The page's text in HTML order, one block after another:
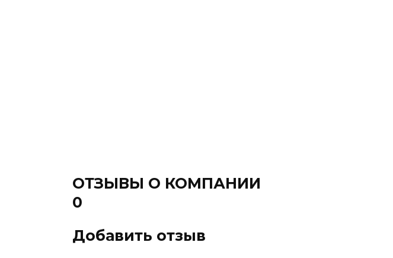
ОТЗЫВЫ О КОМПАНИИ
0
Добавить отзыв